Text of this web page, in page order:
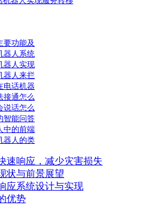
要功能及
器人系统
器人实现
器人来拦
电话机器
接通怎么
说话怎么
智能问答
中的前端
器人的类
速响应，减少灾害损失
状与前景展望
应系统设计与实现
优势